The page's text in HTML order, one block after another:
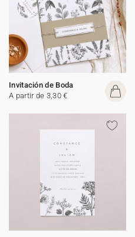
Invitación de Boda
A partir de 3,30 €